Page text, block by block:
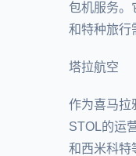
包机服务。
和特种旅行
塔拉航空
作为喜马拉
STOL的运
和西米科特